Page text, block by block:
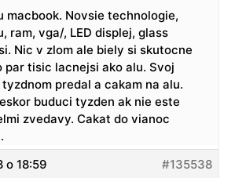
macbook. Novsie technologie,
ram, vga/, LED displej, glass
Nic v zlom ale biely si skutocne
par tisic lacnejsi ako alu. Svoj
predal a cakam na alu.
buduci tyzden ak nie este
zvedavy. Cakat do vianoc
o 18:59
#135538